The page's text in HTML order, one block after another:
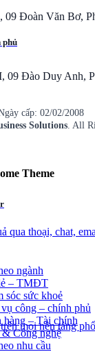
phủ
qua thoại, chat,
mọi nền tảng
09 Đoàn Văn Bơ,
09 Đào Duy Anh,
cấp: 02/02/2008
Solutions . All
Theme
ngành
– TMĐT
sóc sức khoẻ
công – chính phủ
hàng – Tài chính
& Công nghệ
nhu cầu